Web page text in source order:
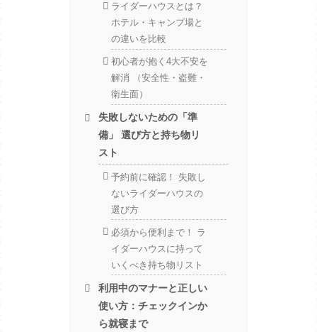
ライダーハウスとは？
ホテル・キャンプ場と
の違いを比較
初心者が抱く4大不安を
解消 （安全性・盗難・
衛生面）
失敗しないための「準
備」 選び方と持ち物リ
スト
予約前に確認！ 失敗し
ないライダーハウスの
選び方
必須から便利まで！ ラ
イダーハウスに持って
いくべき持ち物リスト
利用中のマナーと正しい
使い方：チェックインか
ら就寝まで